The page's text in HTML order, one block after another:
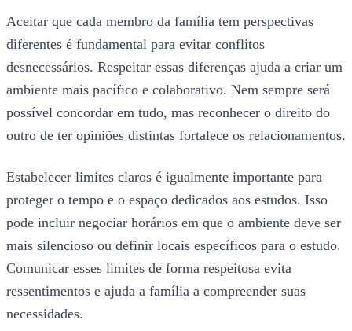
Aceitar que cada membro da família tem perspectivas
diferentes é fundamental para evitar conflitos
desnecessários. Respeitar essas diferenças ajuda a criar um
ambiente mais pacífico e colaborativo. Nem sempre será
possível concordar em tudo, mas reconhecer o direito do
outro de ter opiniões distintas fortalece os relacionamentos.
Estabelecer limites claros é igualmente importante para
proteger o tempo e o espaço dedicados aos estudos. Isso
pode incluir negociar horários em que o ambiente deve ser
mais silencioso ou definir locais específicos para o estudo.
Comunicar esses limites de forma respeitosa evita
ressentimentos e ajuda a família a compreender suas
necessidades.